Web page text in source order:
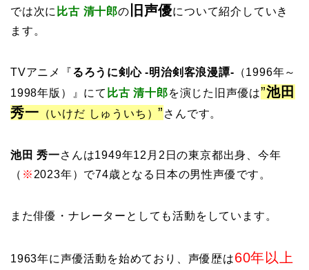
では次に 比古 清十郎の 旧声優について紹介していき
ます。
TVアニメ『るろうに剣心 -明治剣客浪漫譚- （1996年～
1998年版）』にて 比古 清十郎を演じた旧声優は”池田
秀一 （いけだ しゅういち） ” さんです。
池田 秀一さんは1949年12月2日の東京都出身、今年
（ ※ 2023年）で74歳となる日本の男性声優です。
また俳優・ナレーターとしても活動をしています。
1963年に声優活動を始めており、声優歴は60年以上